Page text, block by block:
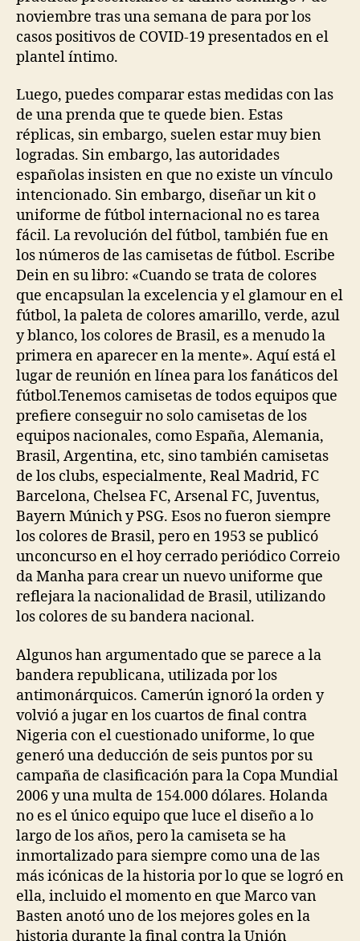
noviembre tras una semana de para por los
casos positivos de COVID-19 presentados en el
plantel íntimo.
Luego, puedes comparar estas medidas con las
de una prenda que te quede bien. Estas
réplicas, sin embargo, suelen estar muy bien
logradas. Sin embargo, las autoridades
españolas insisten en que no existe un vínculo
intencionado. Sin embargo, diseñar un kit o
uniforme de fútbol internacional no es tarea
fácil. La revolución del fútbol, también fue en
los números de las camisetas de fútbol. Escribe
Dein en su libro: «Cuando se trata de colores
que encapsulan la excelencia y el glamour en el
fútbol, la paleta de colores amarillo, verde, azul
y blanco, los colores de Brasil, es a menudo la
primera en aparecer en la mente». Aquí está el
lugar de reunión en línea para los fanáticos del
fútbol.Tenemos camisetas de todos equipos que
prefiere conseguir no solo camisetas de los
equipos nacionales, como España, Alemania,
Brasil, Argentina, etc, sino también camisetas
de los clubs, especialmente, Real Madrid, FC
Barcelona, Chelsea FC, Arsenal FC, Juventus,
Bayern Múnich y PSG. Esos no fueron siempre
los colores de Brasil, pero en 1953 se publicó
unconcurso en el hoy cerrado periódico Correio
da Manha para crear un nuevo uniforme que
reflejara la nacionalidad de Brasil, utilizando
los colores de su bandera nacional.
Algunos han argumentado que se parece a la
bandera republicana, utilizada por los
antimonárquicos. Camerún ignoró la orden y
volvió a jugar en los cuartos de final contra
Nigeria con el cuestionado uniforme, lo que
generó una deducción de seis puntos por su
campaña de clasificación para la Copa Mundial
2006 y una multa de 154.000 dólares. Holanda
no es el único equipo que luce el diseño a lo
largo de los años, pero la camiseta se ha
inmortalizado para siempre como una de las
más icónicas de la historia por lo que se logró en
ella, incluido el momento en que Marco van
Basten anotó uno de los mejores goles en la
historia durante la final contra la Unión